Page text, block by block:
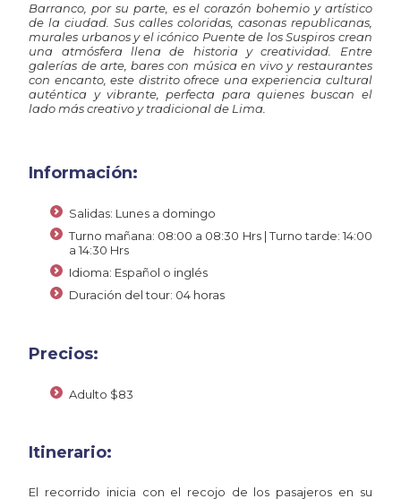
Barranco, por su parte, es el corazón bohemio y artístico
de la ciudad. Sus calles coloridas, casonas republicanas,
murales urbanos y el icónico Puente de los Suspiros crean
una atmósfera llena de historia y creatividad. Entre
galerías de arte, bares con música en vivo y restaurantes
con encanto, este distrito ofrece una experiencia cultural
auténtica y vibrante, perfecta para quienes buscan el
lado más creativo y tradicional de Lima.
Información:
Salidas: Lunes a domingo
Turno mañana: 08:00 a 08:30 Hrs | Turno tarde: 14:00
a 14:30 Hrs
Idioma: Español o inglés
Duración del tour: 04 horas
Precios:
Adulto $83
Itinerario:
El recorrido inicia con el recojo de los pasajeros en su